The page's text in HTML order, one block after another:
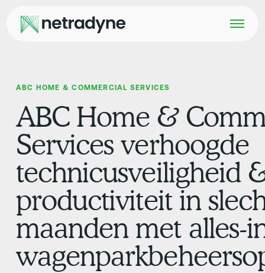
ABC HOME & COMMERCIAL SERVICES
ABC Home &
Services verhoogde
technicusveiligheid
productiviteit in
maanden met alles-